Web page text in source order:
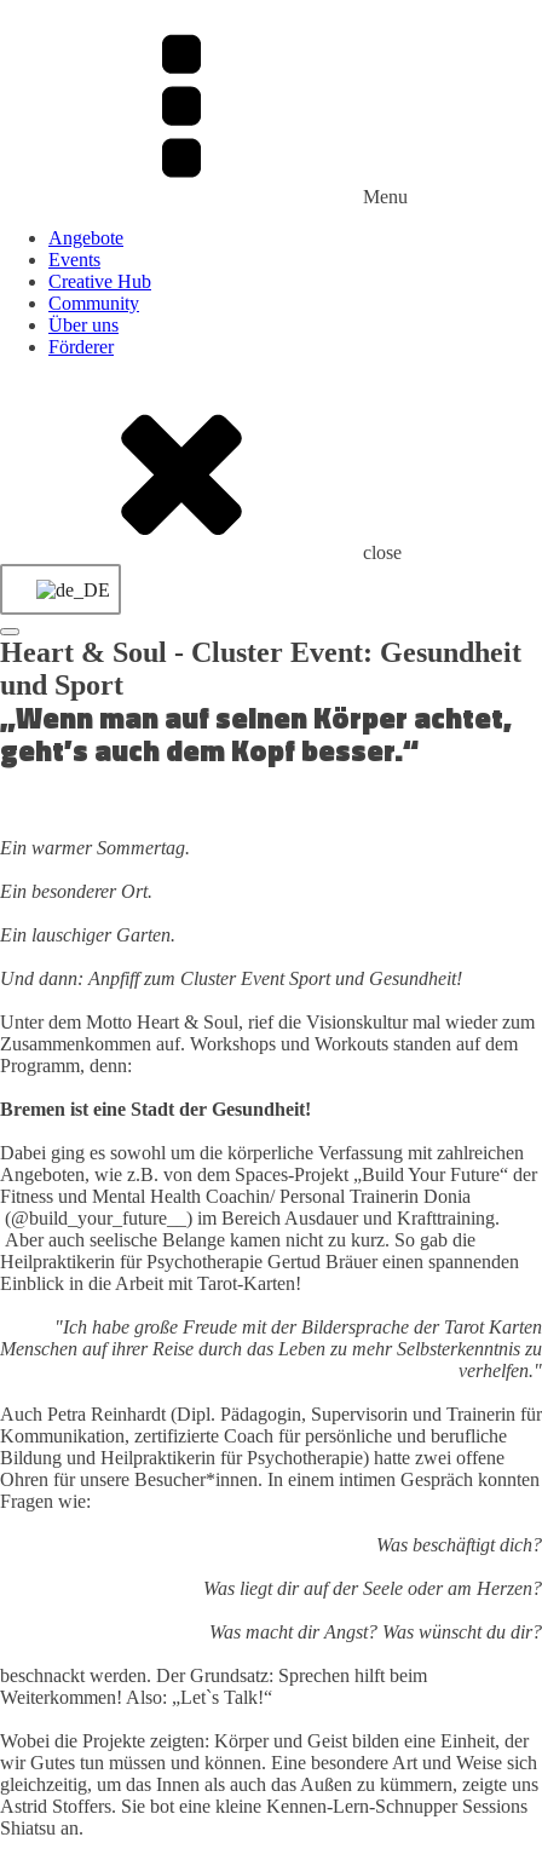
Menu
Angebote
Events
Creative Hub
Community
Über uns
Förderer
close
Heart & Soul - Cluster Event: Gesundheit
und Sport
„Wenn man auf seinen Körper achtet,
geht’s auch dem Kopf besser.“
Ein warmer Sommertag.
Ein besonderer Ort.
Ein lauschiger Garten.
Und dann: Anpfiff zum Cluster Event Sport und Gesundheit!
Unter dem Motto Heart & Soul, rief die Visionskultur mal wieder zum
Zusammenkommen auf. Workshops und Workouts standen auf dem
Programm, denn:
Bremen ist eine Stadt der Gesundheit!
Dabei ging es sowohl um die körperliche Verfassung mit zahlreichen
Angeboten, wie z.B. von dem Spaces-Projekt „Build Your Future“ der
Fitness und Mental Health Coachin/ Personal Trainerin Donia
(@build_your_future__) im Bereich Ausdauer und Krafttraining.
Aber auch seelische Belange kamen nicht zu kurz. So gab die
Heilpraktikerin für Psychotherapie Gertud Bräuer einen spannenden
Einblick in die Arbeit mit Tarot-Karten!
"Ich habe große Freude mit der Bildersprache der Tarot Karten
Menschen auf ihrer Reise durch das Leben zu mehr Selbsterkenntnis zu
verhelfen."
Auch Petra Reinhardt (Dipl. Pädagogin, Supervisorin und Trainerin für
Kommunikation, zertifizierte Coach für persönliche und berufliche
Bildung und Heilpraktikerin für Psychotherapie) hatte zwei offene
Ohren für unsere Besucher*innen. In einem intimen Gespräch konnten
Fragen wie:
Was beschäftigt dich?
Was liegt dir auf der Seele oder am Herzen?
Was macht dir Angst? Was wünscht du dir?
beschnackt werden. Der Grundsatz: Sprechen hilft beim
Weiterkommen! Also: „Let`s Talk!“
Wobei die Projekte zeigten: Körper und Geist bilden eine Einheit, der
wir Gutes tun müssen und können. Eine besondere Art und Weise sich
gleichzeitig, um das Innen als auch das Außen zu kümmern, zeigte uns
Astrid Stoffers. Sie bot eine kleine Kennen-Lern-Schnupper Sessions
Shiatsu an.